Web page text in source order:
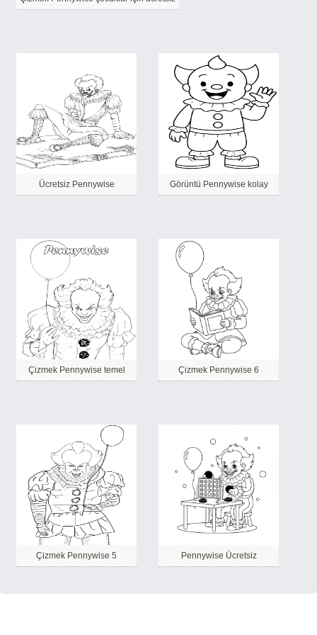
Ücretsiz Pennywise Görüntü Pennywise kolay
Çizmek Pennywise temel Çizmek Pennywise 6
Çizmek Pennywise 5 Pennywise Ücretsiz